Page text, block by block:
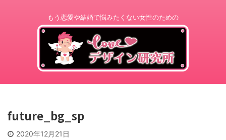
もう恋愛や結婚で悩みたくない女性のための
future_bg_sp
2020年12月21日